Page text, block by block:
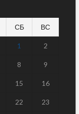
СБ ВС
1 2
8 9
15 16
22 23